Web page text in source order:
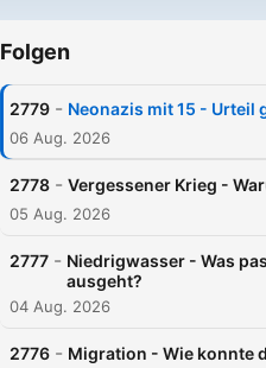
Folgen
2779 - Neonazis mit 15 - Urteil
06 Aug. 2026
2778 - Vergessener Krieg -
05 Aug. 2026
2777 - Niedrigwasser - Was
ausgeht?
04 Aug. 2026
2776 - Migration - Wie konnte